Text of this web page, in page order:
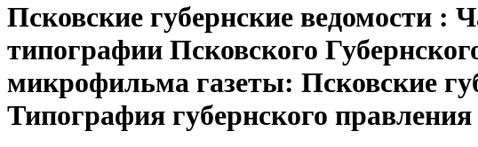
Псковские губернские ведомости :
типографии Псковского
микрофильма газеты: Псковские
Типография губернского правления